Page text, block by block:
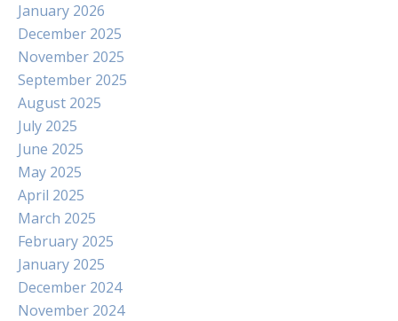
January 2026
December 2025
November 2025
September 2025
August 2025
July 2025
June 2025
May 2025
April 2025
March 2025
February 2025
January 2025
December 2024
November 2024